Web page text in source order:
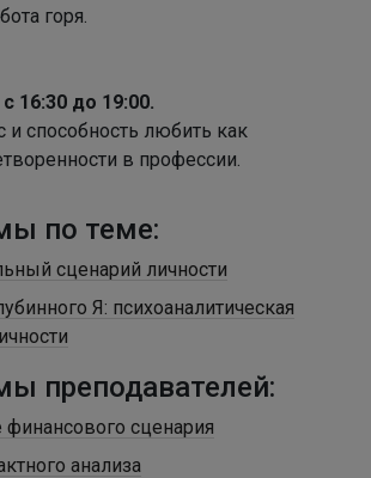
горя.
16:30 до 19:00.
и способность любить как
в профессии.
по теме:
сценарий личности
Я: психоаналитическая
преподавателей:
сценария
анализа